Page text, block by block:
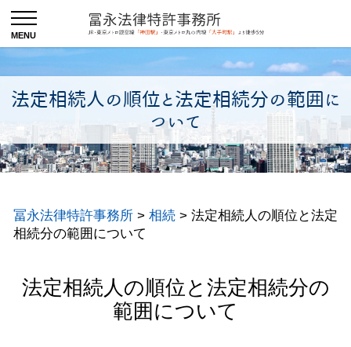
法定相続人の順位と法定相続分の範囲に
ついて
冨永法律特許事務所 > 相続 > 法定相続人の順位と法定
相続分の範囲について
法定相続人の順位と法定相続分の
範囲について